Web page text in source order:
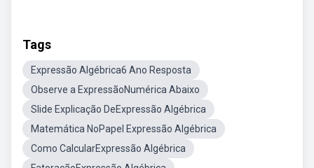
Tags
Expressão Algébrica6 Ano Resposta
Observe a ExpressãoNumérica Abaixo
Slide Explicação DeExpressão Algébrica
Matemática NoPapel Expressão Algébrica
Como CalcularExpressão Algébrica